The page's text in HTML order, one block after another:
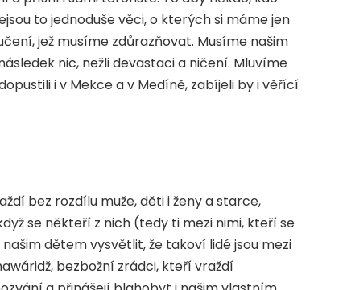
to jednoduše věci, o kterých si máme jen
jež musíme zdůrazňovat. Musíme našim
nic, nežli devastaci a ničení. Mluvíme
i v Mekce a v Medíně, zabíjeli by i věřící
bez rozdílu muže, děti i ženy a starce,
se někteří z nich (tedy ti mezi nimi, kteří se
dětem vysvětlit, že takoví lidé jsou mezi
bezbožní zrádci, kteří vraždí